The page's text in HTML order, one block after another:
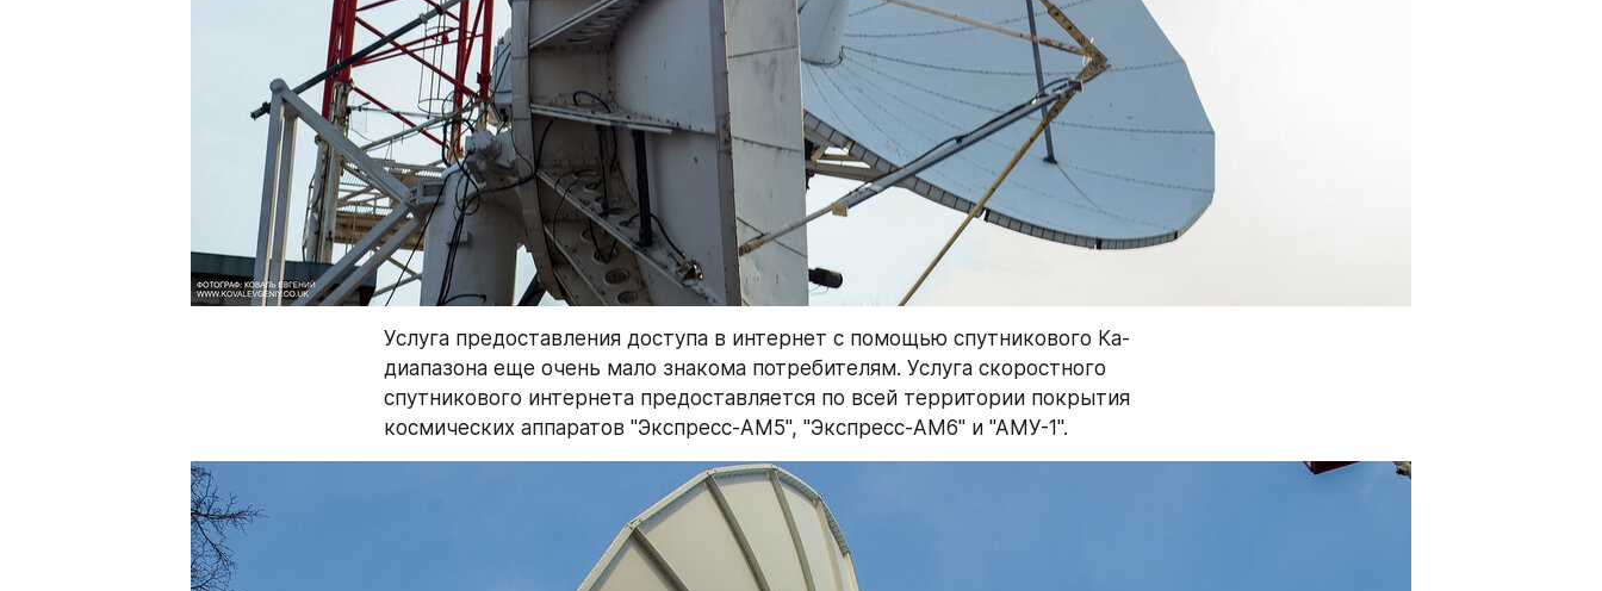
Услуга предоставления доступа в интернет с помощью спутникового Ка-
диапазона еще очень мало знакома потребителям. Услуга скоростного
спутникового интернета предоставляется по всей территории покрытия
космических аппаратов "Экспресс-АМ5", "Экспресс-АМ6" и "АМУ-1".